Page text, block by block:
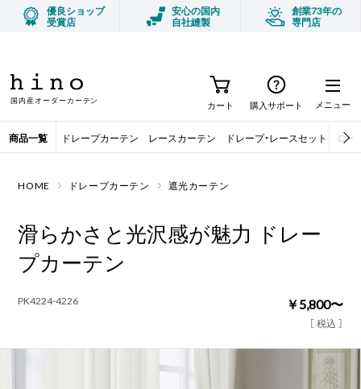
優良ショップ
受賞店
安心の国内
自社縫製
創業73年の
専門店
TOPICS 今月のオススメ商品 ハンギングバー
国内産オーダーカーテン カート 購入サポート
商品一覧 ドレープカーテン レースカーテン ドレープ・レースセット ロー
メニュー
HOME ドレープカーテン 遮光カーテン
滑らかさと光沢感が魅力 ドレー
プカーテン
PK4224-4226 ￥5,800〜
［ 税込 ］